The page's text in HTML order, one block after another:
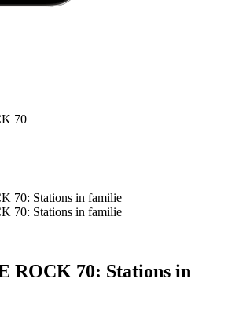
70
70: Stations in familie
70: Stations in familie
ROCK 70: Stations in